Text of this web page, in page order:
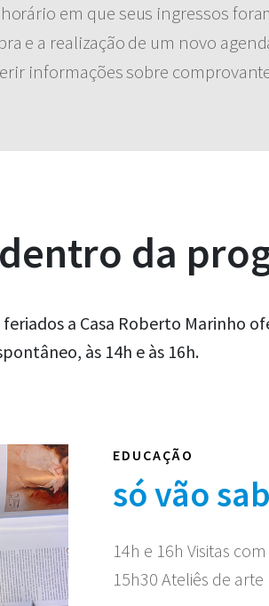
em que seus ingressos
e a realização de um novo
informações sobre
da
a Casa Roberto Marinho
às 14h e às 16h.
EDUCAÇÃO
só vão
14h e 16h Visitas
15h30 Ateliês de arte